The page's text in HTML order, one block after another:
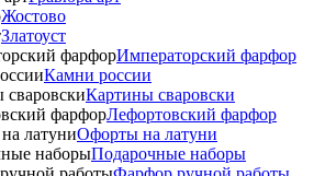
Жостово
Златоуст
Императорский фарфор
Камни россии
Картины сваровски
Лефортовский фарфор
Офорты на латуни
Подарочные наборы